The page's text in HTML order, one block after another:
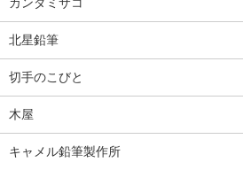
北星鉛筆
切手のこびと
木屋
キャメル鉛筆製作所